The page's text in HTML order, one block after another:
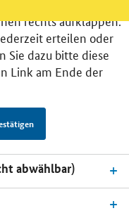
und Energie
rechts aufklappen.
erteilen oder
Sie dazu bitte diese
Link am Ende der
abwählbar)